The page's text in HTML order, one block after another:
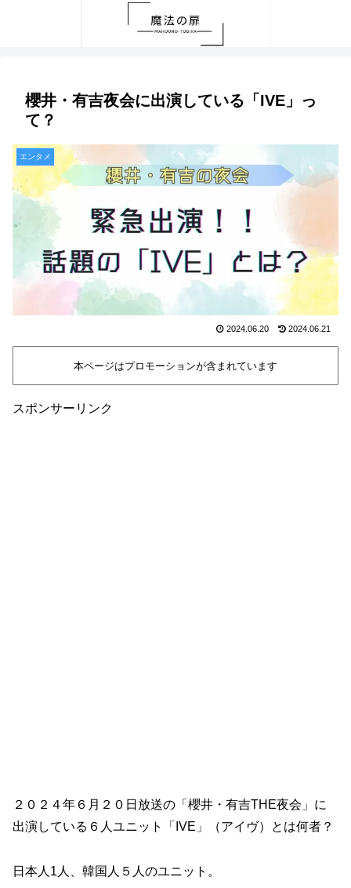
櫻井・有吉夜会に出演している「IVE」っ
て？
エンタメ
2024.06.20 2024.06.21
本ページはプロモーションが含まれています
スポンサーリンク
２０２４年６月２０日放送の「櫻井・有吉THE夜会」に
出演している６人ユニット「IVE」（アイヴ）とは何者？
日本人1人、韓国人５人のユニット。